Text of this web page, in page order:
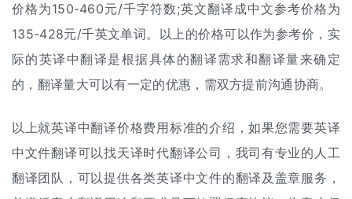
价格为150-460元/千字符数;英文翻译成中文参考价格为
135-428元/千英文单词。以上的价格可以作为参考价，实
际的英译中翻译是根据具体的翻译需求和翻译量来确定
的，翻译量大可以有一定的优惠，需双方提前沟通协商。
以上就英译中翻译价格费用标准的介绍，如果您需要英译
中文件翻译可以找天译时代翻译公司，我司有专业的人工
翻译团队，可以提供各类英译中文件的翻译及盖章服务，